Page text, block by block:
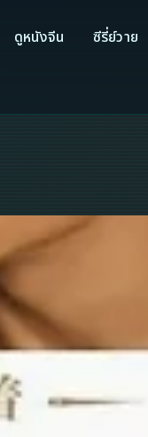
ดูหนังจีน
ซีรี่ย์วาย